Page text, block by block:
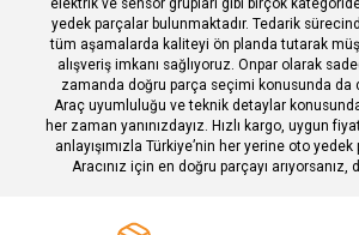
Gönder
elektrik ve sensör grupları gibi birçok
yedek parçalar bulunmaktadır. Tedarik
tüm aşamalarda kaliteyi ön planda tutarak
alışveriş imkanı sağlıyoruz. Onpar olarak
zamanda doğru parça seçimi konusunda da
Araç uyumluluğu ve teknik detaylar
her zaman yanınızdayız. Hızlı kargo, uygun
anlayışımızla Türkiye’nin her yerine oto yedek
Aracınız için en doğru parçayı arıyorsanız,